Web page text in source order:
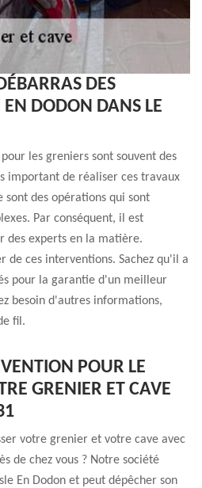
DES
EN DODON DANS LE
les greniers sont souvent des
important de réaliser ces travaux
sont des opérations qui sont
Par conséquent, il est
des experts en la matière.
de ces interventions. Sachez qu'il a
pour la garantie d'un meilleur
besoin d'autres informations,
fil.
POUR LE
GRENIER ET CAVE
votre grenier et votre cave avec
de chez vous ? Notre société
En Dodon et peut dépêcher son